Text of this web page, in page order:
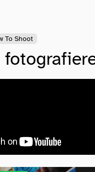
To Shoot